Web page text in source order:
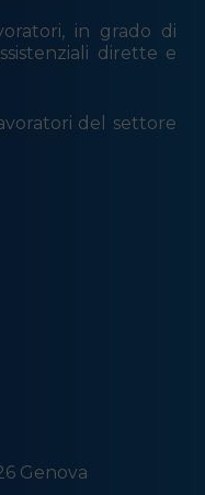
in grado di
dirette e
del settore
Genova